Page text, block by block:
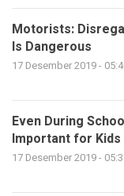
Motorists:
Is Dangerous
17 Desember 2019 -
Even During
Important for Kids
17 Desember 2019 -